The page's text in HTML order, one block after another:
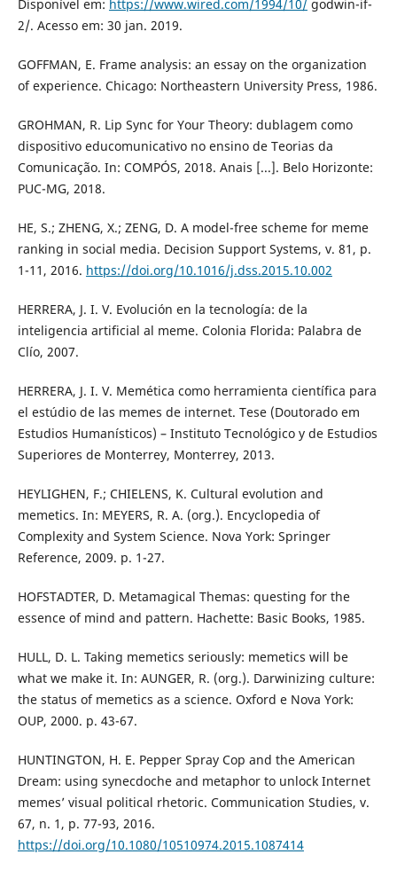
Disponível em: https://www.wired.com/1994/10/godwin-if-
2/. Acesso em: 30 jan. 2019.
GOFFMAN, E. Frame analysis: an essay on the organization
of experience. Chicago: Northeastern University Press, 1986.
GROHMAN, R. Lip Sync for Your Theory: dublagem como
dispositivo educomunicativo no ensino de Teorias da
Comunicação. In: COMPÓS, 2018. Anais [...]. Belo Horizonte:
PUC-MG, 2018.
HE, S.; ZHENG, X.; ZENG, D. A model-free scheme for meme
ranking in social media. Decision Support Systems, v. 81, p.
1-11, 2016. https://doi.org/10.1016/j.dss.2015.10.002
HERRERA, J. I. V. Evolución en la tecnología: de la
inteligencia artificial al meme. Colonia Florida: Palabra de
Clío, 2007.
HERRERA, J. I. V. Memética como herramienta científica para
el estúdio de las memes de internet. Tese (Doutorado em
Estudios Humanísticos) – Instituto Tecnológico y de Estudios
Superiores de Monterrey, Monterrey, 2013.
HEYLIGHEN, F.; CHIELENS, K. Cultural evolution and
memetics. In: MEYERS, R. A. (org.). Encyclopedia of
Complexity and System Science. Nova York: Springer
Reference, 2009. p. 1-27.
HOFSTADTER, D. Metamagical Themas: questing for the
essence of mind and pattern. Hachette: Basic Books, 1985.
HULL, D. L. Taking memetics seriously: memetics will be
what we make it. In: AUNGER, R. (org.). Darwinizing culture:
the status of memetics as a science. Oxford e Nova York:
OUP, 2000. p. 43-67.
HUNTINGTON, H. E. Pepper Spray Cop and the American
Dream: using synecdoche and metaphor to unlock Internet
memes’ visual political rhetoric. Communication Studies, v.
67, n. 1, p. 77-93, 2016.
https://doi.org/10.1080/10510974.2015.1087414